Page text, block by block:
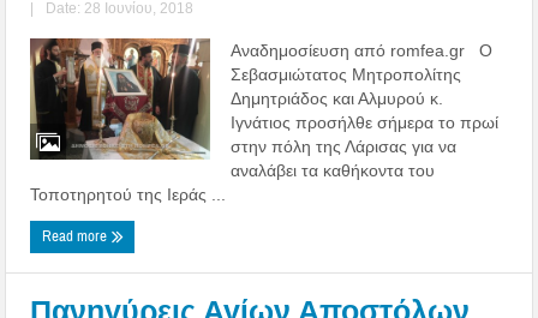
| Date: 28 Ιουνίου, 2018
Αναδημοσίευση από romfea.gr Ο
Σεβασμιώτατος Μητροπολίτης
Δημητριάδος και Αλμυρού κ.
Ιγνάτιος προσήλθε σήμερα το πρωί
στην πόλη της Λάρισας για να
αναλάβει τα καθήκοντα του
Τοποτηρητού της Ιεράς ...
Read more